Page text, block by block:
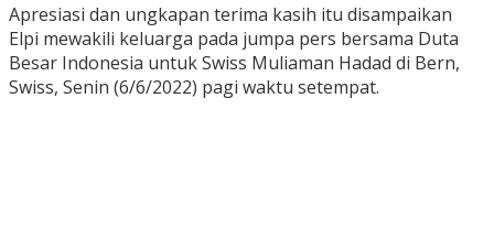
Apresiasi dan ungkapan terima kasih itu disampaikan
Elpi mewakili keluarga pada jumpa pers bersama Duta
Besar Indonesia untuk Swiss Muliaman Hadad di Bern,
Swiss, Senin (6/6/2022) pagi waktu setempat.